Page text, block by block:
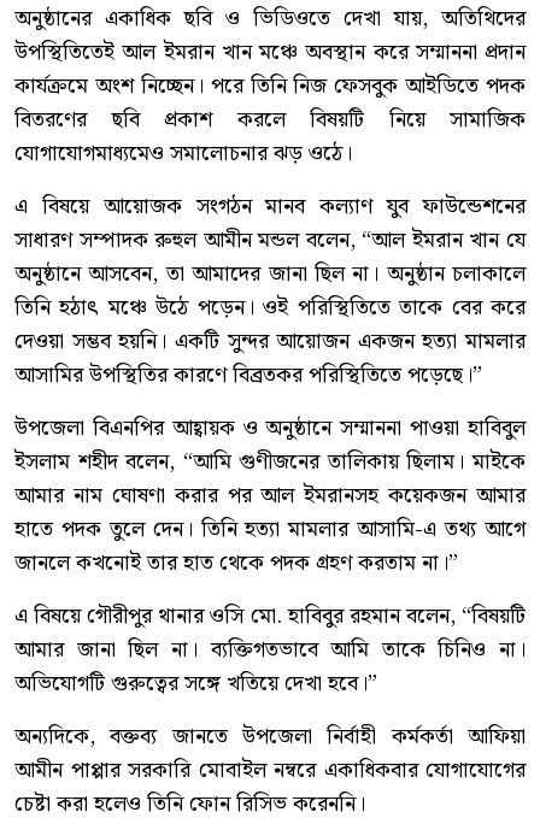
অনুষ্ঠানের একাধিক ছবি ও ভিডিওতে দেখা যায়, অতিথিদের
উপস্থিতিতেই আল ইমরান খান মঞ্চে অবস্থান করে সম্মাননা প্রদান
কার্যক্রমে অংশ নিচ্ছেন। পরে তিনি নিজ ফেসবুক আইডিতে পদক
বিতরণের ছবি প্রকাশ করলে বিষয়টি নিয়ে সামাজিক
যোগাযোগমাধ্যমেও সমালোচনার ঝড় ওঠে।
এ বিষয়ে আয়োজক সংগঠন মানব কল্যাণ যুব ফাউন্ডেশনের
সাধারণ সম্পাদক রুহুল আমীন মন্ডল বলেন, “আল ইমরান খান যে
অনুষ্ঠানে আসবেন, তা আমাদের জানা ছিল না। অনুষ্ঠান চলাকালে
তিনি হঠাৎ মঞ্চে উঠে পড়েন। ওই পরিস্থিতিতে তাকে বের করে
দেওয়া সম্ভব হয়নি। একটি সুন্দর আয়োজন একজন হত্যা মামলার
আসামির উপস্থিতির কারণে বিব্রতকর পরিস্থিতিতে পড়েছে।”
উপজেলা বিএনপির আহ্বায়ক ও অনুষ্ঠানে সম্মাননা পাওয়া হাবিবুল
ইসলাম শহীদ বলেন, “আমি গুণীজনের তালিকায় ছিলাম। মাইকে
আমার নাম ঘোষণা করার পর আল ইমরানসহ কয়েকজন আমার
হাতে পদক তুলে দেন। তিনি হত্যা মামলার আসামি-এ তথ্য আগে
জানলে কখনোই তার হাত থেকে পদক গ্রহণ করতাম না।”
এ বিষয়ে গৌরীপুর থানার ওসি মো. হাবিবুর রহমান বলেন, “বিষয়টি
আমার জানা ছিল না। ব্যক্তিগতভাবে আমি তাকে চিনিও না।
অভিযোগটি গুরুত্বের সঙ্গে খতিয়ে দেখা হবে।”
অন্যদিকে, বক্তব্য জানতে উপজেলা নির্বাহী কর্মকর্তা আফিয়া
আমীন পাপ্পার সরকারি মোবাইল নম্বরে একাধিকবার যোগাযোগের
চেষ্টা করা হলেও তিনি ফোন রিসিভ করেননি।